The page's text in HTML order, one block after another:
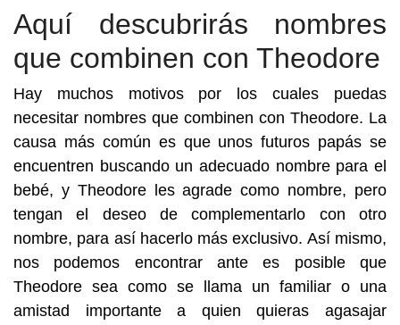
Aquí descubrirás nombres
que combinen con Theodore
Hay muchos motivos por los cuales puedas
necesitar nombres que combinen con Theodore. La
causa más común es que unos futuros papás se
encuentren buscando un adecuado nombre para el
bebé, y Theodore les agrade como nombre, pero
tengan el deseo de complementarlo con otro
nombre, para así hacerlo más exclusivo. Así mismo,
nos podemos encontrar ante es posible que
Theodore sea como se llama un familiar o una
amistad importante a quien quieras agasajar